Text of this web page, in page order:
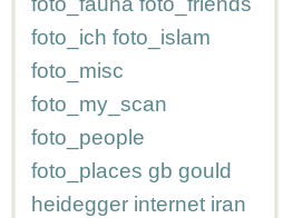
foto_ich foto_islam
foto_misc
foto_my_scan
foto_people
foto_places gb gould
heidegger internet iran